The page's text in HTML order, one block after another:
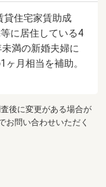
貸住宅家賃助成
に居住している4
満の新婚夫婦に
月相当を補助。
後に変更がある場合が
お問い合わせいただく